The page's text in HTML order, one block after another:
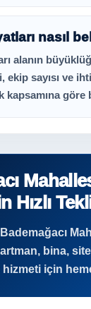
nasıl
alanın
ekip sayısı ve
kapsamına göre
Hızlı
bina,
hizmeti için